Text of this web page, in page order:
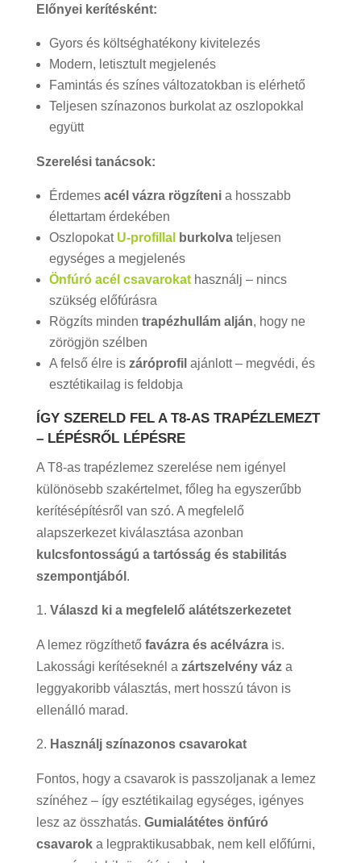
Előnyei kerítésként:
Gyors és költséghatékony kivitelezés
Modern, letisztult megjelenés
Famintás és színes változatokban is elérhető
Teljesen színazonos burkolat az oszlopokkal
együtt
Szerelési tanácsok:
Érdemes acél vázra rögzítenia hosszabb
élettartam érdekében
Oszlopokat U-profillal burkolvateljesen
egységes a megjelenés
Önfúró acél csavarokathasználj – nincs
szükség előfúrásra
Rögzíts minden trapézhullám alján, hogy ne
zörögjön szélben
A felső élre is záróprofil ajánlott – megvédi, és
esztétikailag is feldobja
ÍGY SZERELD FEL A T8-AS TRAPÉZLEMEZT
– LÉPÉSRŐL LÉPÉSRE
A T8-as trapézlemez szerelése nem igényel
különösebb szakértelmet, főleg ha egyszerűbb
kerítésépítésről van szó. A megfelelő
alapszerkezet kiválasztása azonban
kulcsfontosságú a tartósság és stabilitás
szempontjából .
Válaszd ki a megfelelő alátétszerkezetet
A lemez rögzíthető favázra és acélvázrais.
Lakossági kerítéseknél a zártszelvény váza
leggyakoribb választás, mert hosszú távon is
ellenálló marad.
Használj színazonos csavarokat
Fontos, hogy a csavarok is passzoljanak a lemez
színéhez – így esztétikailag egységes, igényes
lesz az összhatás. Gumialátétes önfúró
csavaroka legpraktikusabbak, nem kell előfúrni,